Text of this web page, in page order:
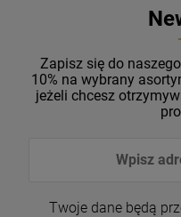
Zapisz się do
10% na wybrany
jeżeli chcesz
Twoje dane będą